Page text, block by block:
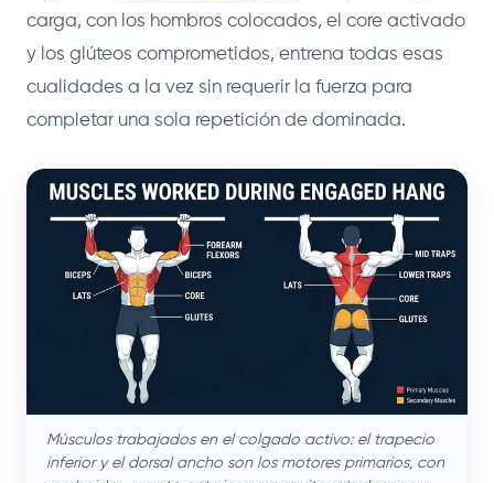
carga, con los hombros colocados, el core activado
y los glúteos comprometidos, entrena todas esas
cualidades a la vez sin requerir la fuerza para
completar una sola repetición de dominada.
Músculos trabajados en el colgado activo: el trapecio
inferior y el dorsal ancho son los motores primarios, con